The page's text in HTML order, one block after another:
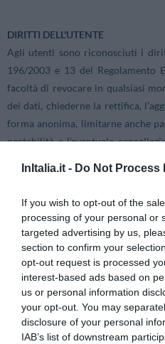
InItalia.it - Do Not Process
If you wish to opt-out of the
processing of your personal or
targeted advertising by us,
section to confirm your
opt-out request is processed
interest-based ads based on
us or personal information
your opt-out. You may
disclosure of your personal
IAB’s list of downstream
DIRITTI DELL'UTENTE
Agli utenti sono riconosciuti i
196/2003 e 13 del Regolamento
facoltà di revocare in qualsiasi
dei dati, chiederne la rettifica,
forma anonima, limitarne anche
portabilità e l’eventuale
limiti in cui il trattamento non
È possibile consultare il
seguente link:
http://eur-lex.europa.eu/legal-
uri=CELEX:32016R0679&from=it
CONTATTI PER L'ESERCIZIO DEI